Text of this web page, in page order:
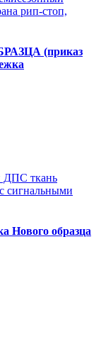
(приказ
Нового образца